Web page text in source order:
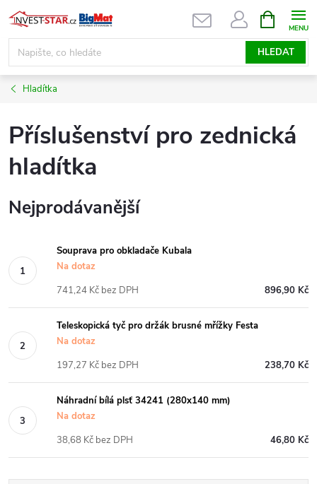
Přejít
na
obsah
HLEDAT
NÁKUPNÍ
KOŠÍK
Hladítka
Příslušenství pro zednická
hladítka
Nejprodávanější
Souprava pro obkladače Kubala
Na dotaz
896,90 Kč
741,24 Kč bez DPH
Teleskopická tyč pro držák brusné mřížky Festa
Na dotaz
238,70 Kč
197,27 Kč bez DPH
Náhradní bílá plsť 34241 (280x140 mm)
Na dotaz
46,80 Kč
38,68 Kč bez DPH